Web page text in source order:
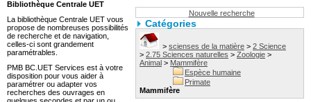
Nouvelle recherche
Catégories
> scienses de la matière > 2 Science
> 2.75 Sciences naturelles > Zoologie >
Animal > Mammifère
Espèce humaine
Primate
Mammifère
Bibliothèque Centrale UET
La bibliothèque Centrale UET vous
propose de nombreuses possibilités
de recherche et de navigation,
celles-ci sont grandement
paramétrables.
PMB BC.UET Services est à votre
disposition pour vous aider à
paramétrer ou adapter vos
recherches des ouvrages en